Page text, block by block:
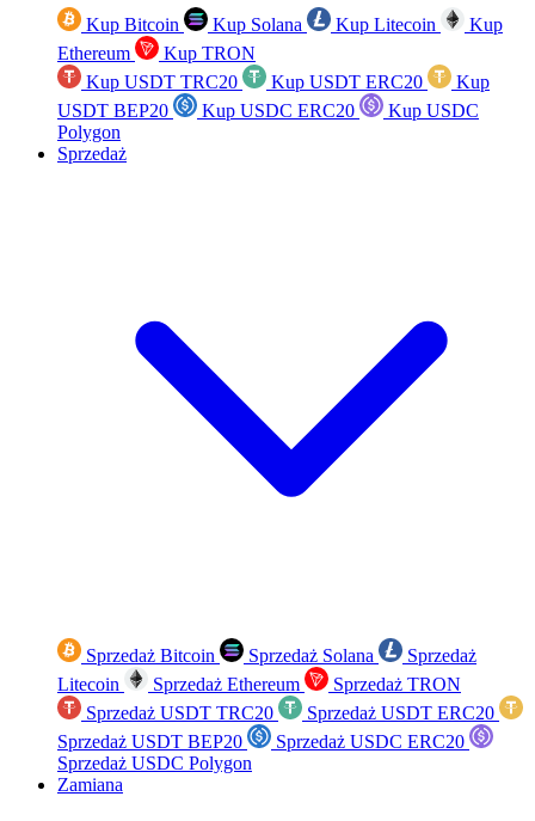
Kup Bitcoin Kup Solana Kup Litecoin
Kup
Ethereum
Kup TRON
Kup USDT TRC20
Kup USDT ERC20
Kup
USDT BEP20
Kup USDC ERC20
Kup USDC
Polygon
Sprzedaż
Sprzedaż Bitcoin Sprzedaż Solana
Sprzedaż
Litecoin
Sprzedaż Ethereum
Sprzedaż TRON
Sprzedaż USDT TRC20
Sprzedaż USDT ERC20
Sprzedaż USDT BEP20
Sprzedaż USDC ERC20
Sprzedaż USDC Polygon
Zamiana